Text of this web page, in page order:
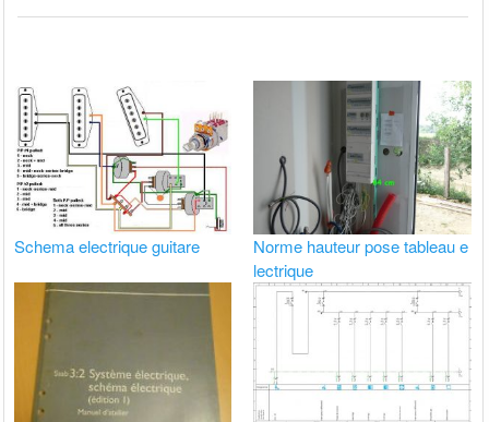
Schema electrique guitare
Norme hauteur pose tableau e
lectrique